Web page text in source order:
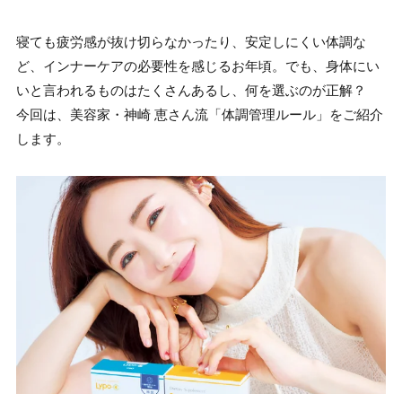
寝ても疲労感が抜け切らなかったり、安定しにくい体調な
ど、インナーケアの必要性を感じるお年頃。でも、身体にい
いと言われるものはたくさんあるし、何を選ぶのが正解？
今回は、美容家・神崎 恵さん流「体調管理ルール」をご紹介
します。